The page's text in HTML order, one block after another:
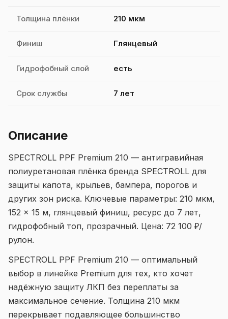
Толщина плёнки 210 мкм
Финиш Глянцевый
Гидрофобный слой есть
Срок службы 7 лет
Описание
SPECTROLL PPF Premium 210 — антигравийная
полиуретановая плёнка бренда SPECTROLL для
защиты капота, крыльев, бампера, порогов и
других зон риска. Ключевые параметры: 210 мкм,
152 × 15 м, глянцевый финиш, ресурс до 7 лет,
гидрофобный топ, прозрачный. Цена: 72 100 ₽/
рулон.
SPECTROLL PPF Premium 210 — оптимальный
выбор в линейке Premium для тех, кто хочет
надёжную защиту ЛКП без переплаты за
максимальное сечение. Толщина 210 мкм
перекрывает подавляющее большинство